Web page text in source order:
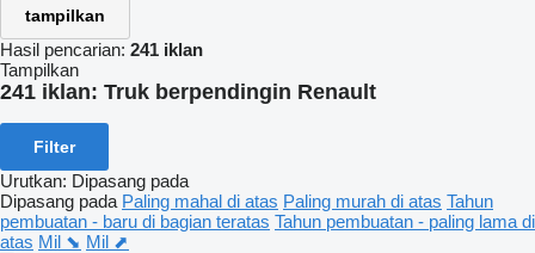
tampilkan
Hasil pencarian: 241 iklan
Tampilkan
241 iklan: Truk berpendingin Renault
Filter
Urutkan: Dipasang pada
Dipasang pada Paling mahal di atas Paling murah di atas Tahun
pembuatan - baru di bagian teratas Tahun pembuatan - paling lama di
atas Mil ⬊ Mil ⬈